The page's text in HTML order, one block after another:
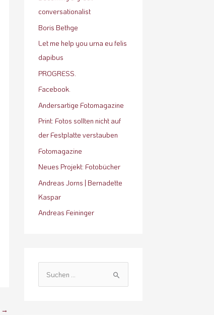
→
conversationalist
Boris Bethge
Let me help you urna eu felis
dapibus
PROGRESS.
Facebook.
Andersartige Fotomagazine
Print: Fotos sollten nicht auf
der Festplatte verstauben
Fotomagazine
Neues Projekt: Fotobücher
Andreas Jorns | Bernadette
Kaspar
Andreas Feininger
u